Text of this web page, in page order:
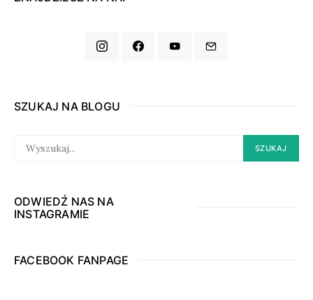
SZUKAJ NA BLOGU
FOR:
SZUKAJ
ODWIEDŹ NAS NA
INSTAGRAMIE
FACEBOOK FANPAGE